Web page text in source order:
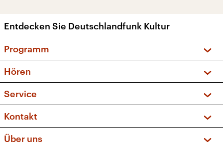
Entdecken Sie Deutschlandfunk Kultur
Programm
Sendungen und Podcasts
Musikliste
Kakadu – Das Kinderprogramm
Hören
Frequenzen (UKW + DAB+)
Service
FAQ
Apps
Kontakt
Über uns